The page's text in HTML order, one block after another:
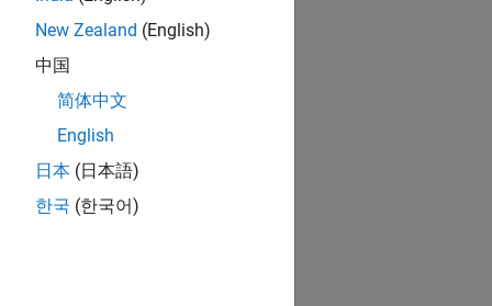
New Zealand (English)
中国
简体中文
English
日本 (日本語)
한국 (한국어)